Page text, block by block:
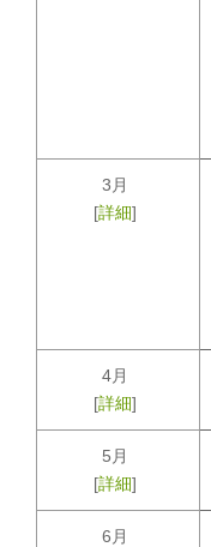
3月
[詳細]
4月
[詳細]
5月
[詳細]
6月